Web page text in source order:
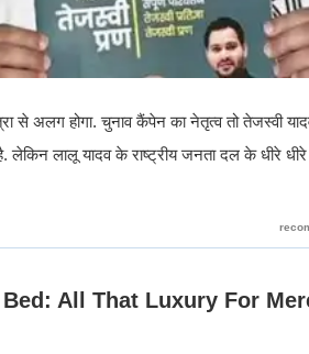
से अलग होगा. चुनाव कैंपेन का नेतृत्व तो तेजस्वी
लेकिन लालू यादव के राष्ट्रीय जनता दल के धीरे धीरे